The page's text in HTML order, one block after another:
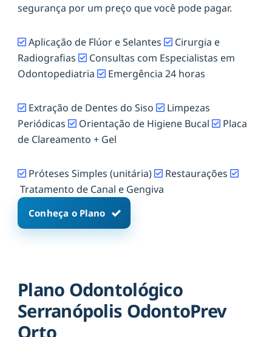
segurança por um preço que você pode pagar.
Aplicação de Flúor e Selantes
Cirurgia e
Radiografias
Consultas com Especialistas em
Odontopediatria
Emergência 24 horas
Extração de Dentes do Siso
Limpezas
Periódicas
Orientação de Higiene Bucal
Placa
de Clareamento + Gel
Próteses Simples (unitária)
Restaurações
Tratamento de Canal e Gengiva
Conheça o Plano
Plano Odontológico
Serranópolis OdontoPrev
Orto